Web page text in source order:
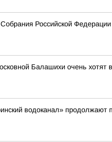
Российской Федерации
Балашихи очень хотят
водоканал» продолжают